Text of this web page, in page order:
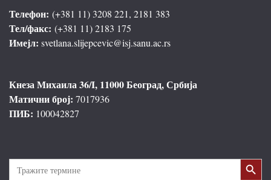
Телефон: (+381 11) 3208 221, 2181 383
Тел/факс: (+381 11) 2183 175
Имејл: svetlana.slijepcevic@isj.sanu.ac.rs
Кнеза Михаила 36/I, 11000 Београд, Србија
Матични број: 7017936
ПИБ: 100042827
Search
for:
Search Button